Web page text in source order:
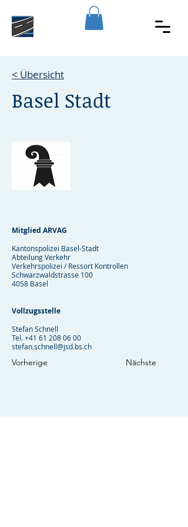
< Übersicht
Basel Stadt
Mitglied ARVAG
Kantonspolizei Basel-Stadt
Abteilung Verkehr
Verkehrspolizei / Ressort Kontrollen
Schwarzwaldstrasse 100
4058 Basel
Vollzugsstelle
Stefan Schnell
Tel. +41 61 208 06 00
stefan.schnell@jsd.bs.ch
Vorherige Nächste